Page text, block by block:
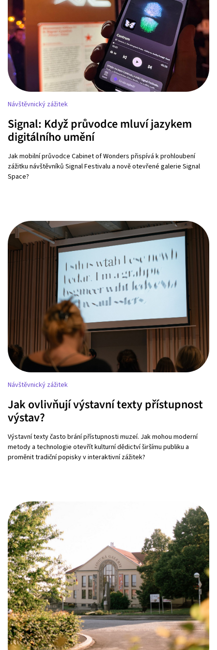
Návštěvnický zážitek
Signal: Když průvodce mluví jazykem
digitálního umění
Jak mobilní průvodce Cabinet of Wonders přispívá k prohloubení
zážitku návštěvníků Signal Festivalu a nově otevřené galerie Signal
Space?
Návštěvnický zážitek
Jak ovlivňují výstavní texty přístupnost
výstav?
Výstavní texty často brání přístupnosti muzeí. Jak mohou moderní
metody a technologie otevřít kulturní dědictví širšímu publiku a
proměnit tradiční popisky v interaktivní zážitek?